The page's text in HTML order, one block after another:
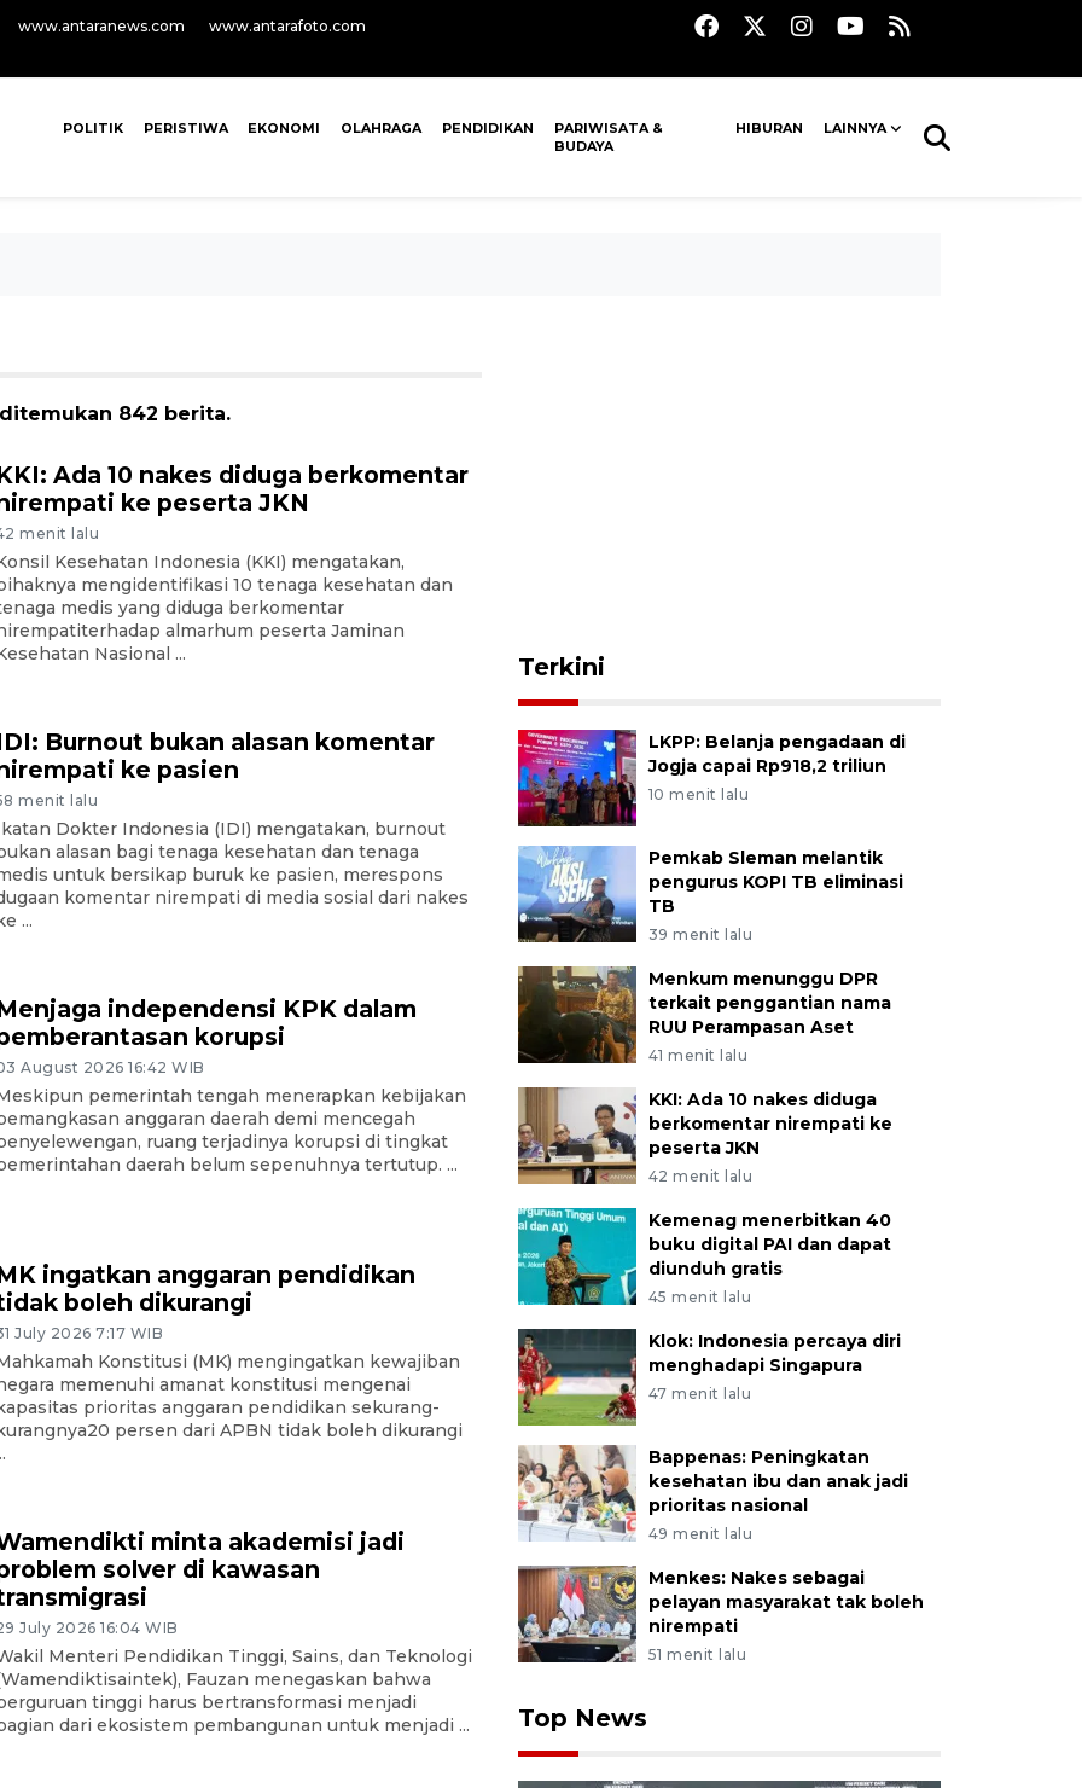
www.antaranews.com www.antarafoto.com
POLITIK PERISTIWA EKONOMI OLAHRAGA PENDIDIKAN
PARIWISATA &
BUDAYA
HIBURAN LAINNYA
842 berita.
Ada 10 nakes diduga berkomentar
ke peserta JKN
menit lalu
Kesehatan Indonesia (KKI) mengatakan,
mengidentifikasi 10 tenaga kesehatan dan
medis yang diduga berkomentar
almarhum peserta Jaminan
Nasional ...
Burnout bukan alasan komentar
ke pasien
menit lalu
Dokter Indonesia (IDI) mengatakan, burnout
alasan bagi tenaga kesehatan dan tenaga
untuk bersikap buruk ke pasien, merespons
komentar nirempati di media sosial dari nakes
...
independensi KPK dalam
korupsi
August 2026 16:42 WIB
pemerintah tengah menerapkan kebijakan
anggaran daerah demi mencegah
ruang terjadinya korupsi di tingkat
daerah belum sepenuhnya tertutup. ...
ingatkan anggaran pendidikan
boleh dikurangi
July 2026 7:17 WIB
Konstitusi (MK) mengingatkan kewajiban
memenuhi amanat konstitusi mengenai
prioritas anggaran pendidikan sekurang-
persen dari APBN tidak boleh dikurangi
minta akademisi jadi
solver di kawasan
July 2026 16:04 WIB
Menteri Pendidikan Tinggi, Sains, dan Teknologi
Fauzan menegaskan bahwa
tinggi harus bertransformasi menjadi
dari ekosistem pembangunan untuk menjadi ...
Terkini
LKPP: Belanja pengadaan di
Jogja capai Rp918,2 triliun
10 menit lalu
Pemkab Sleman melantik
pengurus KOPI TB eliminasi
TB
39 menit lalu
Menkum menunggu DPR
terkait penggantian nama
RUU Perampasan Aset
41 menit lalu
KKI: Ada 10 nakes diduga
berkomentar nirempati ke
peserta JKN
42 menit lalu
Kemenag menerbitkan 40
buku digital PAI dan dapat
diunduh gratis
45 menit lalu
Klok: Indonesia percaya diri
menghadapi Singapura
47 menit lalu
Bappenas: Peningkatan
kesehatan ibu dan anak jadi
prioritas nasional
49 menit lalu
Menkes: Nakes sebagai
pelayan masyarakat tak boleh
nirempati
51 menit lalu
Top News